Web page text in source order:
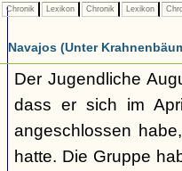
Chronik Lexikon Chronik Lexikon
Navajos (Unter
Der Jugendliche
dass er sich im
angeschlossen
hatte. Die Gruppe